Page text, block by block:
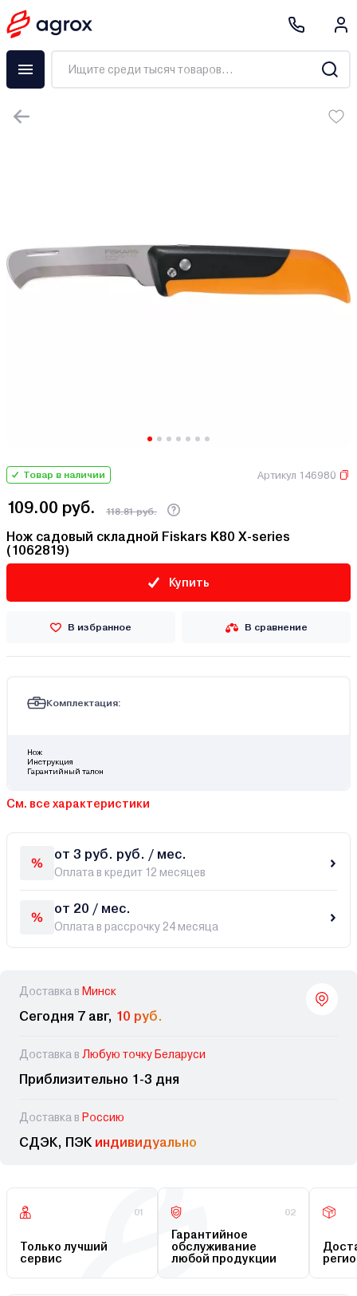
Товар в наличии Артикул 146980
109.00 руб. 118.81 руб.
Нож садовый складной Fiskars K80 X-series
(1062819)
Купить
В избранное В сравнение
Комплектация:
Нож
Инструкция
Гарантийный талон
См. все характеристики
от 3 руб. руб. / мес.
Оплата в кредит 12 месяцев
от 20 / мес.
Оплата в рассрочку 24 месяца
Доставка в Минск
Сегодня 7 авг, 10 руб.
Доставка в Любую точку Беларуси
Приблизительно 1-3 дня
Доставка в Россию
СДЭК, ПЭК индивидуально
01
Только лучший
сервис
02
Гарантийное
обслуживание
любой продукции